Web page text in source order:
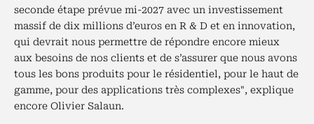
seconde étape prévue mi-2027 avec un investissement
massif de dix millions d’euros en R & D et en innovation,
qui devrait nous permettre de répondre encore mieux
aux besoins de nos clients et de s’assurer que nous avons
tous les bons produits pour le résidentiel, pour le haut de
gamme, pour des applications très complexes", explique
encore Olivier Salaun.